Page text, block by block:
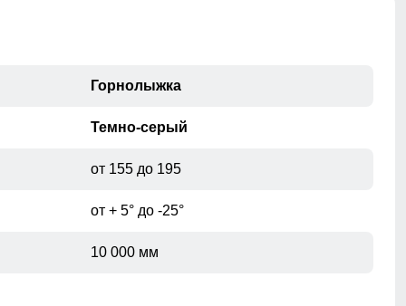
Горнолыжка
Темно-серый
от 155 до 195
от + 5° до -25°
10 000 мм